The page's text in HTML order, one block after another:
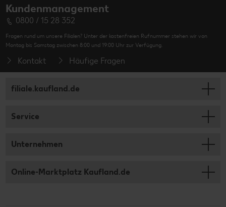
Kundenmanagement
0800 / 15 28 352
Fragen rund um unsere Filialen? Unter der kostenfreien Rufnummer stehen wir von
Montag bis Samstag zwischen 8:00 und 19:00 Uhr zur Verfügung.
Kontakt Häufige Fragen
filiale.kaufland.de
Service
Unternehmen
Online-Marktplatz Kaufland.de